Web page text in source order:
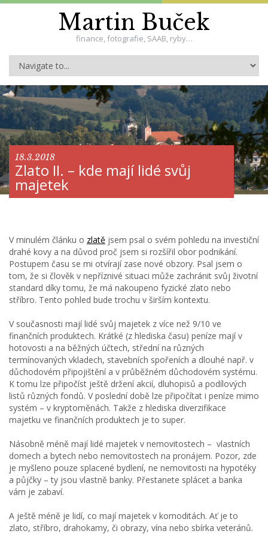
Martin Buček
finance, fotografie, SAAB, ryby…
18.3.2018
Zlato II. – kde mají lidé svůj
majetek
V minulém článku o zlatě jsem psal o svém pohledu na investiční
drahé kovy a na důvod proč jsem si rozšířil obor podnikání.
Postupem času se mi otvírají zase nové obzory. Psal jsem o
tom, že si člověk v nepříznivé situaci může zachránit svůj životní
standard díky tomu, že má nakoupeno fyzické zlato nebo
stříbro. Tento pohled bude trochu v širším kontextu.
V současnosti mají lidé svůj majetek z více než 9/10 ve
finančních produktech. Krátké (z hlediska času) peníze mají v
hotovosti a na běžných účtech, střední na různých
termínovaných vkladech, stavebních spořeních a dlouhé např. v
důchodovém připojištění a v průběžném důchodovém systému.
K tomu lze připočíst ještě držení akcií, dluhopisů a podílových
listů různých fondů. V poslední době lze připočítat i peníze mimo
systém – v kryptoměnách. Takže z hlediska diverzifikace
majetku ve finančních produktech je to super.
Násobně méně mají lidé majetek v nemovitostech – vlastních
domech a bytech nebo nemovitostech na pronájem. Pozor, zde
je myšleno pouze splacené bydlení, ne nemovitosti na hypotéky
a půjčky – ty jsou vlastně banky. Přestanete splácet a banka
vám je zabaví.
A ještě méně je lidí, co mají majetek v komoditách. Ať je to
zlato, stříbro, drahokamy, či obrazy, vína nebo sbírka veteránů.